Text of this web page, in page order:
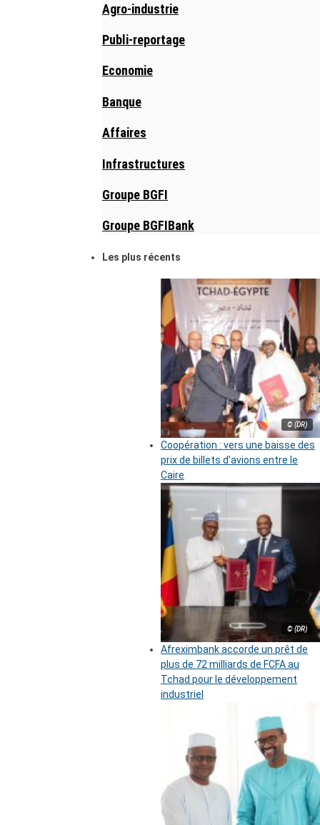
Agro-industrie
Publi-reportage
Economie
Banque
Affaires
Infrastructures
Groupe BGFI
Groupe BGFIBank
Les plus récents
© (DR)
Coopération : vers une baisse des
prix de billets d’avions entre le
Caire
© (DR)
Afreximbank accorde un prêt de
plus de 72 milliards de FCFA au
Tchad pour le développement
industriel